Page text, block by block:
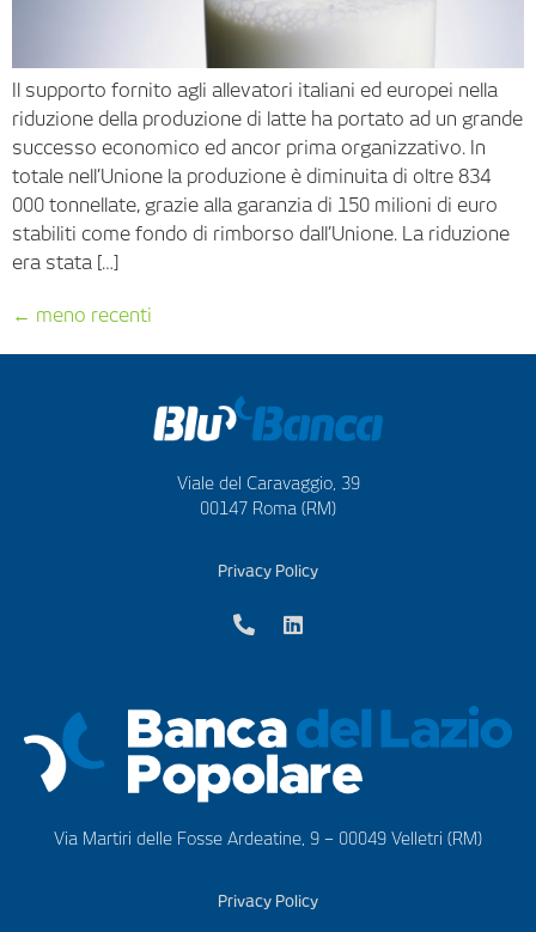
Il supporto fornito agli allevatori italiani ed europei nella
riduzione della produzione di latte ha portato ad un grande
successo economico ed ancor prima organizzativo. In
totale nell’Unione la produzione è diminuita di oltre 834
000 tonnellate, grazie alla garanzia di 150 milioni di euro
stabiliti come fondo di rimborso dall’Unione. La riduzione
era stata […]
← meno recenti
Viale del Caravaggio, 39
00147 Roma (RM)
Privacy Policy
Via Martiri delle Fosse Ardeatine, 9 – 00049 Velletri (RM)
Privacy Policy